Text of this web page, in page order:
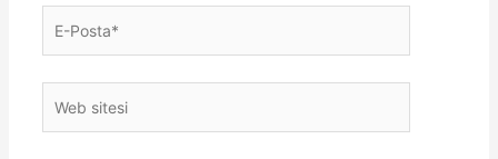
Posta*
sitesi